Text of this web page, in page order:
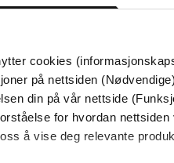
cookies
på nettsiden (Nødvendige)
din på vår nettside
for hvordan
å vise deg relevante
The mother hive